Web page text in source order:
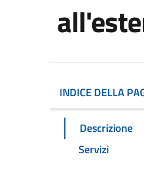
INDICE DELLA
Descrizione
Servizi